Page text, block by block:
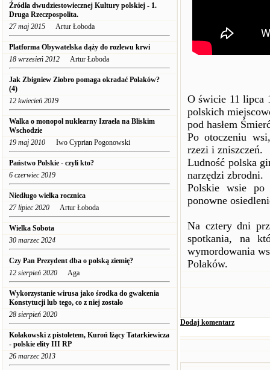
Źródła dwudziestowiecznej Kultury polskiej - 1.
Druga Rzeczpospolita.
27 maj 2015 Artur Łoboda
Platforma Obywatelska dąży do rozlewu krwi
18 wrzesień 2012 Artur Łoboda
Jak Zbigniew Ziobro pomaga okradać Polaków?
(4)
12 kwiecień 2019
Walka o monopol nuklearny Izraela na Bliskim
Wschodzie
19 maj 2010 Iwo Cyprian Pogonowski
Państwo Polskie - czyli kto?
6 czerwiec 2019
Niedługo wielka rocznica
27 lipiec 2020 Artur Łoboda
Wielka Sobota
30 marzec 2024
Czy Pan Prezydent dba o polską ziemię?
12 sierpień 2020 Aga
Wykorzystanie wirusa jako środka do gwałcenia
Konstytucji lub tego, co z niej zostało
28 sierpień 2020
Kołakowski z pistoletem, Kuroń lżący Tatarkiewicza
- polskie elity III RP
26 marzec 2013
O świcie 11 lipca
polskich
pod hasłem
Po otoczeniu
rzezi i zniszczeń.
Ludność polska
narzędzi zbrodni.
Polskie wsie po
ponowne
Na cztery dni
spotkania, na
wymordowania
Polaków.
Dodaj komentarz